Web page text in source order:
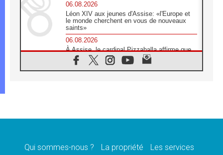
06.08.2026
Léon XIV aux jeunes d'Assise: «l'Europe et
le monde cherchent en vous de nouveaux
saints»
06.08.2026
À Assise, le cardinal Pizzaballa affirme que
«les chrétiens veulent la paix»
06.08.2026
message de paix et de dignité humaine»
Qui sommes-nous ? La propriété Les services